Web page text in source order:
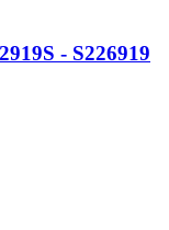
- S226919